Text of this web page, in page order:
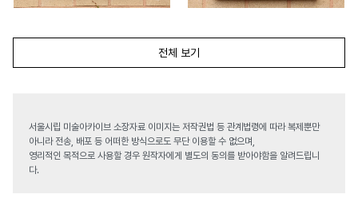
전체 보기
서울시립 미술아카이브 소장자료 이미지는 저작권법 등 관계법령에 따라 복제뿐만
아니라 전송, 배포 등 어떠한 방식으로도 무단 이용할 수 없으며,
영리적인 목적으로 사용할 경우 원작자에게 별도의 동의를 받아야함을 알려드립니
다.